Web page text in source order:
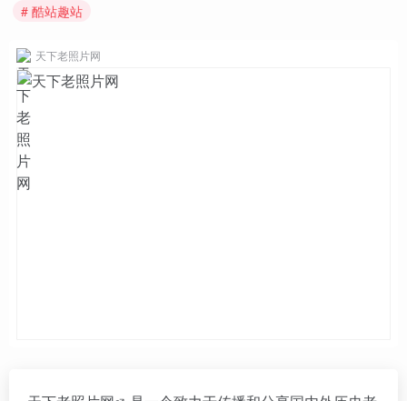
# 酷站趣站
天下老照片网